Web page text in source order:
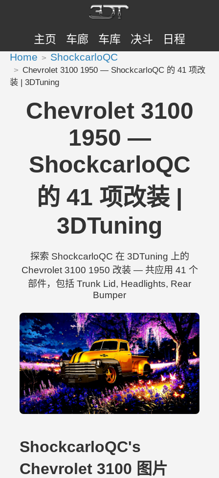
主页 车廊 车库 决斗 日程
Home ShockcarloQC
Chevrolet 3100 1950 — ShockcarloQC 的 41 项改
装 | 3DTuning
Chevrolet 3100
1950 —
ShockcarloQC
的 41 项改装 |
3DTuning
探索 ShockcarloQC 在 3DTuning 上的
Chevrolet 3100 1950 改装 — 共应用 41 个
部件，包括 Trunk Lid, Headlights, Rear
Bumper
ShockcarloQC's
Chevrolet 3100 图片